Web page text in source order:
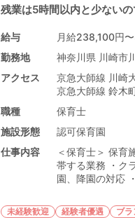
残業は5時間以内と少ない
給与
月給238,100円
勤務地
神奈川県 川崎市
アクセス
京急大師線 川崎
京急大師線 鈴木
職種
保育士
施設形態
認可保育園
仕事内容
＜保育士＞ 保育
帯する業務 ・ク
園、降園の対応
未経験歓迎 経験者優遇 ブ